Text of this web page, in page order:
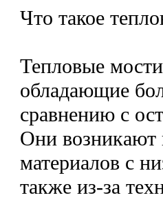
Что такое
Тепловые
обладающие
сравнению с
Они возникают
материалов с
также из-за